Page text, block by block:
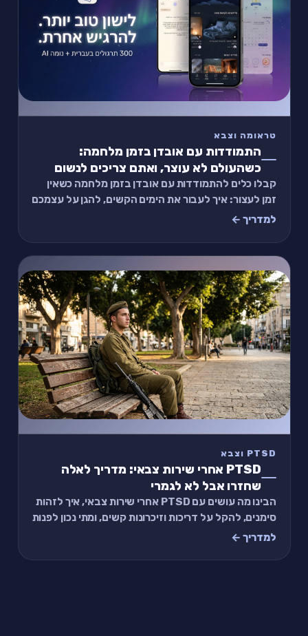
טראומה וצבא
התמודדות עם אובדן בזמן מלחמה:
כשהעולם לא עוצר, ואתם צריכים לנשום
קבלו כלים להתמודדות עם אובדן בזמן מלחמה כשאין
זמן לעצור: איך לעבור את הימים הקשים, להגן על עצמכם
מהצפה ולבקש תמיכה בגובה העיניים, בלי להתנצל
למדריך ←
PTSD וצבא
PTSD אחרי שירות צבאי: מדריך לאלה
שחזרו אבל לא לגמרי
הבינו מה עושים עם PTSD אחרי שירות צבאי, איך לזהות
סימנים, להקל על דריכות וזיכרונות קשים, ומתי נכון לפנות
לעזרה כדי להתחיל לחזור לעצמכם.
למדריך ←